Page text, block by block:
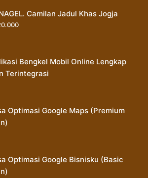
Camilan Jadul Khas Jogja
Bengkel Mobil Online Lengkap
Terintegrasi
Optimasi Google Maps (Premium
Optimasi Google Bisnisku (Basic